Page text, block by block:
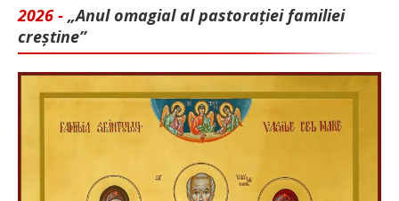
2026 - „Anul omagial al pastorației familiei
creștine”